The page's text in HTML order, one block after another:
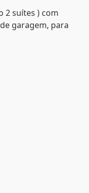
2 suítes ) com
garagem, para